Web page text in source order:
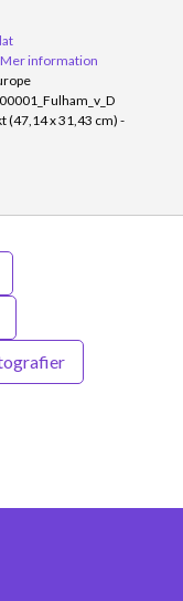
Mer information
(47,14 x 31,43 cm) -